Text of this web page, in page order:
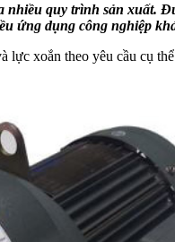
quy trình sản xuất.
ứng dụng công nghiệp
xoắn theo yêu cầu cụ